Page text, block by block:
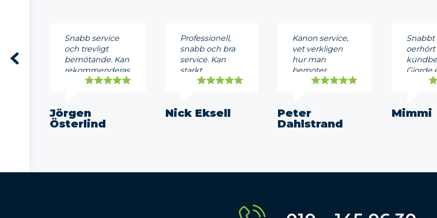
Snabb service
och trevligt
bemötande. Kan
rekommenderas.
Jörgen
Österlind
Professionell,
snabb och bra
service. Kan
starkt
rekommendera!
Nick Eksell
Kanon service,
vet verkligen
hur man
bemöter
kunder,
Peter
Dahlstrand
Snabbt
oerhört
Gjorde
jobb &
Mimmi